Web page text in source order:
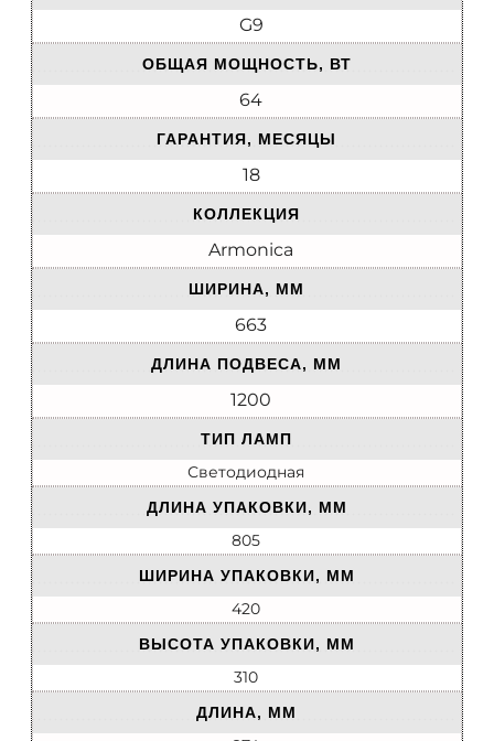
G9
ОБЩАЯ МОЩНОСТЬ, ВТ
64
ГАРАНТИЯ, МЕСЯЦЫ
18
КОЛЛЕКЦИЯ
Armonica
ШИРИНА, ММ
663
ДЛИНА ПОДВЕСА, ММ
1200
ТИП ЛАМП
Светодиодная
ДЛИНА УПАКОВКИ, ММ
805
ШИРИНА УПАКОВКИ, ММ
420
ВЫСОТА УПАКОВКИ, ММ
310
ДЛИНА, ММ